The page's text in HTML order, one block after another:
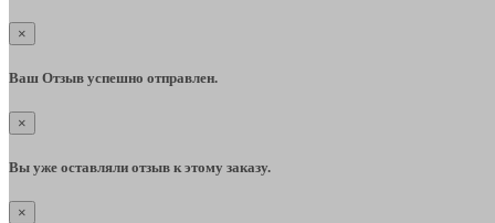
×
Ваш Отзыв успешно отправлен.
×
Вы уже оставляли отзыв к этому заказу.
×